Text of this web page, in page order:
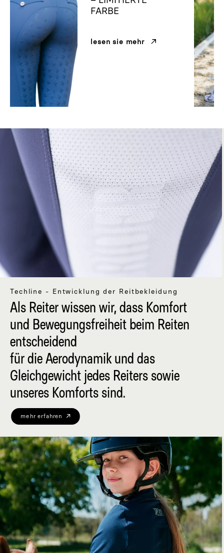
FARBE
lesen sie mehr
Techline - Entwicklung der Reitbekleidung
Als Reiter wissen wir, dass Komfort
und Bewegungsfreiheit beim Reiten
entscheidend
für die Aerodynamik und das
Gleichgewicht jedes Reiters sowie
unseres Komforts sind.
mehr erfahren